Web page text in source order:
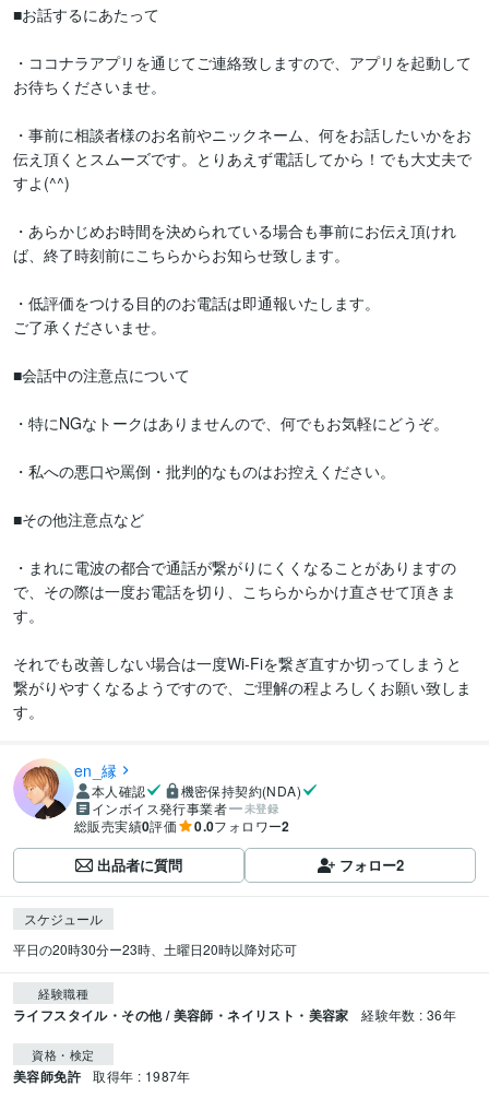
■お話するにあたって
・ココナラアプリを通じてご連絡致しますので、アプリを起動して
お待ちくださいませ。
・事前に相談者様のお名前やニックネーム、何をお話したいかをお
伝え頂くとスムーズです。とりあえず電話してから！でも大丈夫で
すよ(^^)
・あらかじめお時間を決められている場合も事前にお伝え頂けれ
ば、終了時刻前にこちらからお知らせ致します。
・低評価をつける目的のお電話は即通報いたします。
ご了承くださいませ。
■会話中の注意点について
・特にNGなトークはありませんので、何でもお気軽にどうぞ。
・私への悪口や罵倒・批判的なものはお控えください。
■その他注意点など
・まれに電波の都合で通話が繋がりにくくなることがありますの
で、その際は一度お電話を切り、こちらからかけ直させて頂きま
す。
それでも改善しない場合は一度Wi-Fiを繋ぎ直すか切ってしまうと
繋がりやすくなるようですので、ご理解の程よろしくお願い致しま
す。
en_縁
本人確認
機密保持契約(NDA)
インボイス発行事業者
未登録
総販売実績0評価 0.0フォロワー2
出品者に質問 フォロー2
スケジュール
平日の20時30分ー23時、土曜日20時以降対応可
経験職種
ライフスタイル・その他 / 美容師・ネイリスト・美容家 経験年数 : 36年
資格・検定
美容師免許 取得年 : 1987年